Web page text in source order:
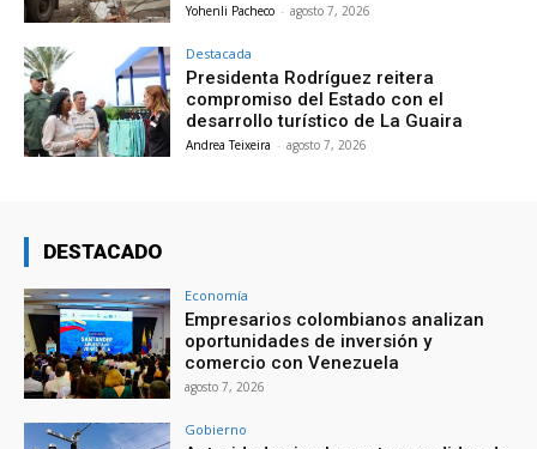
Yohenli Pacheco - agosto 7, 2026
Destacada
Presidenta Rodríguez reitera
compromiso del Estado con el
desarrollo turístico de La Guaira
Andrea Teixeira - agosto 7, 2026
DESTACADO
Economía
Empresarios colombianos analizan
oportunidades de inversión y
comercio con Venezuela
agosto 7, 2026
Gobierno